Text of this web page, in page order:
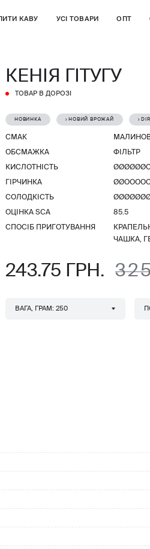
КАВУ УСІ ТОВАРИ ОПТ
КЕНІЯ ГІТУГУ
ТОВАР В ДОРОЗІ
НОВИНКА › НОВИЙ ВРОЖАЙ ›
СМАК
ОБСМАЖКА ФІЛЬТР
КИСЛОТНІСТЬ
ГІРЧИНКА
СОЛОДКІСТЬ
ОЦІНКА SCA 85.5
СПОСІБ ПРИГОТУВАННЯ
ЧАШКА,
243.75 ГРН.
ВАГА, ГРАМ: 250